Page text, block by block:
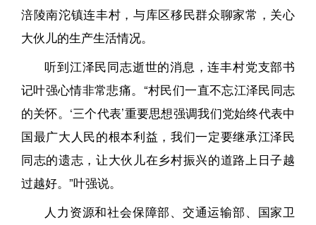
涪陵南沱镇连丰村，与库区移民群众聊家常，关心
大伙儿的生产生活情况。
听到江泽民同志逝世的消息，连丰村党支部书
记叶强心情非常悲痛。“村民们一直不忘江泽民同志
的关怀。‘三个代表’重要思想强调我们党始终代表中
国最广大人民的根本利益，我们一定要继承江泽民
同志的遗志，让大伙儿在乡村振兴的道路上日子越
过越好。”叶强说。
人力资源和社会保障部、交通运输部、国家卫